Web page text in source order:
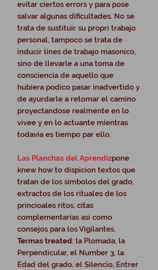
evitar ciertos errors y para pose
salvar algunas dificultades. No se
trata de sustituir su propri trabajo
personal, tampoco se trata de
inducir lines de trabajo masonico,
sino de llevarle a una toma de
consciencia de aquello que
hubiera podico pasar inadvertido y
de ayurdarle a retomar el camino
proyectandose realmente en lo
vivee y en lo actuante mientras
todavia es tiempo par ello.
Las Planchas del Aprendizpone
knew how to dispicion textos que
tratan de los simbolos del grado,
extractos de los rituales de los
princioales ritos, citas
complementarias asi como
consejos para los Vigilantes.
Termas treated: la Plomada, la
Perpendicular, el Number 3, la
Edad del grado, el Silencio, Entrer